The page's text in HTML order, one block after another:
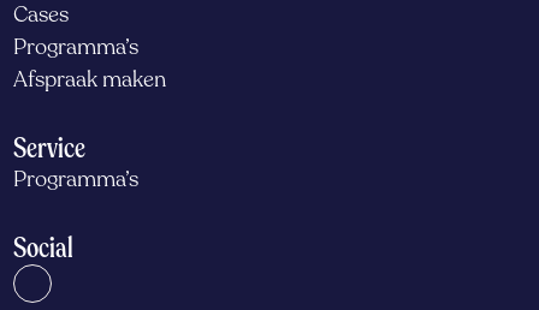
Cases
Programma’s
Afspraak maken
Service
Programma’s
Social